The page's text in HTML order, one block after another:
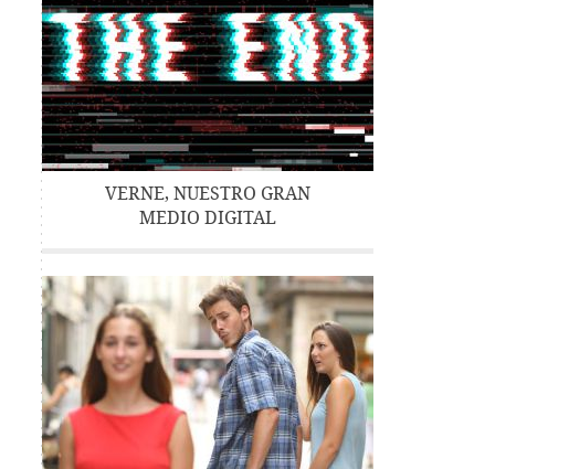
VERNE, NUESTRO GRAN
MEDIO DIGITAL